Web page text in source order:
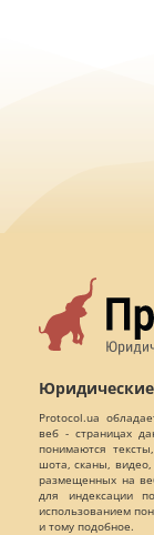
Protocol.ua
веб - страницах
понимаются
шота, сканы, видео,
размещенных на
для индексации
использованием
и тому подобное.